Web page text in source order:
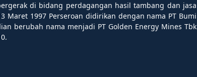
di bidang perdagangan hasil tambang dan jasa
Maret 1997 Perseroan didirikan dengan nama PT Bumi
berubah nama menjadi PT Golden Energy Mines Tbk